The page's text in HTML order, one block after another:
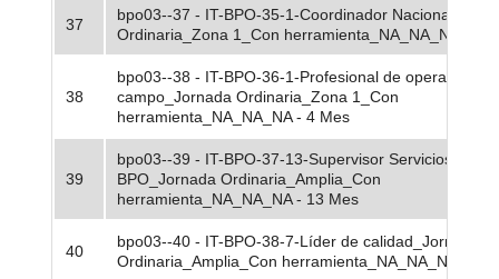
37
bpo03--37 - IT-BPO-35-1-Coordinador
Ordinaria_Zona 1_Con herramienta_NA_NA_NA - 1
38
bpo03--38 - IT-BPO-36-1-Profesional de operación
campo_Jornada Ordinaria_Zona 1_Con
herramienta_NA_NA_NA - 4 Mes
39
bpo03--39 - IT-BPO-37-13-Supervisor Servicios
BPO_Jornada Ordinaria_Amplia_Con
herramienta_NA_NA_NA - 13 Mes
40
bpo03--40 - IT-BPO-38-7-Líder de calidad_Jornada
Ordinaria_Amplia_Con herramienta_NA_NA_NA - 10